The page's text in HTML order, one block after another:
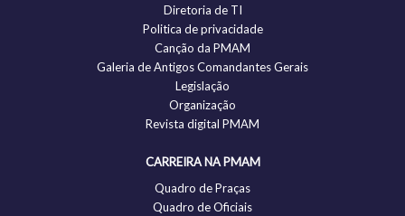
Diretoria de TI
Politica de privacidade
Canção da PMAM
Galeria de Antigos Comandantes Gerais
Legislação
Organização
Revista digital PMAM
CARREIRA NA PMAM
Quadro de Praças
Quadro de Oficiais